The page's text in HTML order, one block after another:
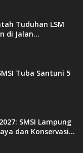
Tuduhan LSM
di Jalan...
Tuba Santuni 5
SMSI Lampung
dan Konservasi...